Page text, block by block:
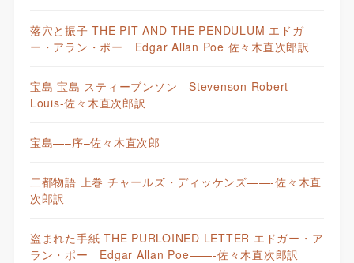
落穴と振子 THE PIT AND THE PENDULUM エドガ
ー・アラン・ポー Edgar Allan Poe 佐々木直次郎訳
宝島 宝島 スティーブンソン Stevenson Robert
Louis-佐々木直次郎訳
宝島—–序–佐々木直次郎
二都物語 上巻 チャールズ・ディッケンズ——-佐々木直
次郎訳
盗まれた手紙 THE PURLOINED LETTER エドガー・ア
ラン・ポー Edgar Allan Poe——-佐々木直次郎訳